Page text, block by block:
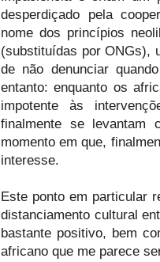
desperdiçado pela
nome dos princípios
(substituídas por ONGs),
de não denunciar
entanto: enquanto os
impotente às
finalmente se levantam
momento em que,
interesse.
Este ponto em particular
distanciamento cultural
bastante positivo, bem
africano que me parece